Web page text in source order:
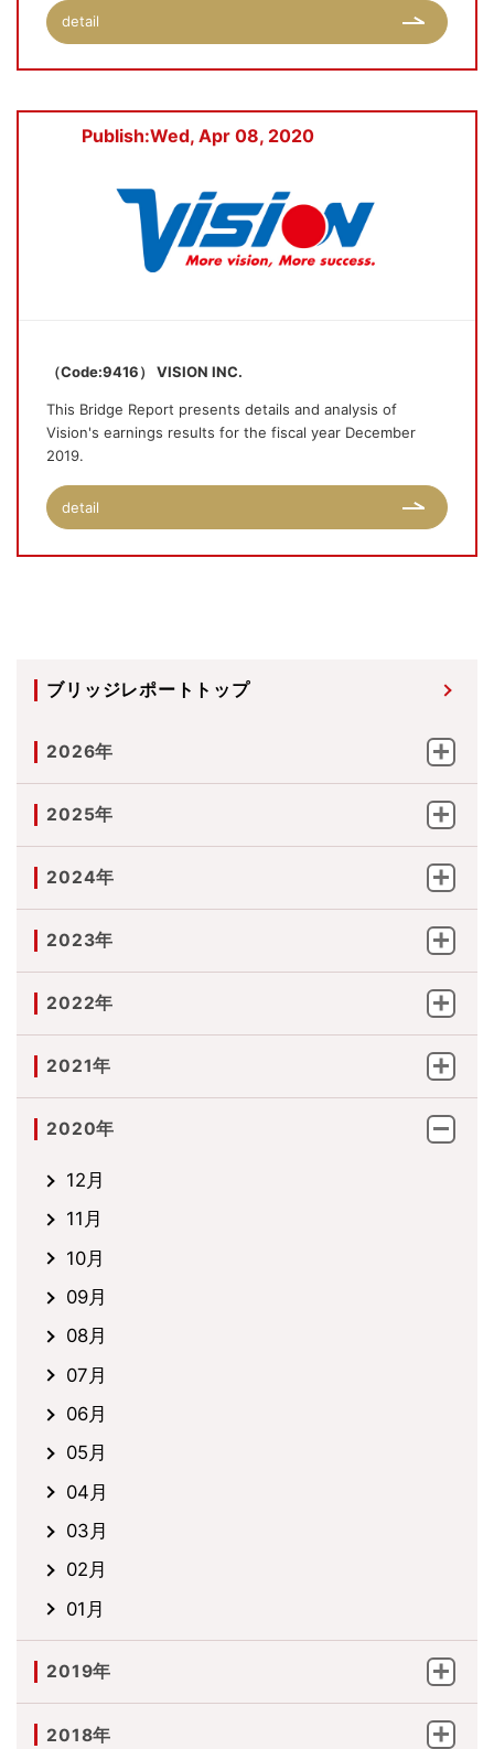
detail
Publish:Wed, Apr 08, 2020
（Code:9416） VISION INC.
This Bridge Report presents details and analysis of
Vision's earnings results for the fiscal year December
2019.
detail
ブリッジレポートトップ
2026年
2025年
2024年
2023年
2022年
2021年
2020年
12月
11月
10月
09月
08月
07月
06月
05月
04月
03月
02月
01月
2019年
2018年